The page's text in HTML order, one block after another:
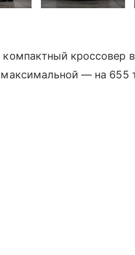
кроссовер
— на 655